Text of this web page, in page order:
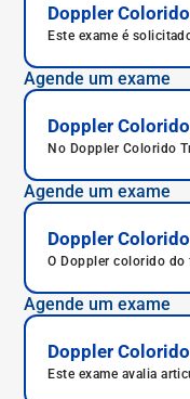
Doppler
Este exame é
Agende um exame
Doppler
No Doppler Colorido
Agende um exame
Doppler
O Doppler colorido do
transplante. Ele
bem e recebendo
Agende um exame
Doppler
Este exame avalia